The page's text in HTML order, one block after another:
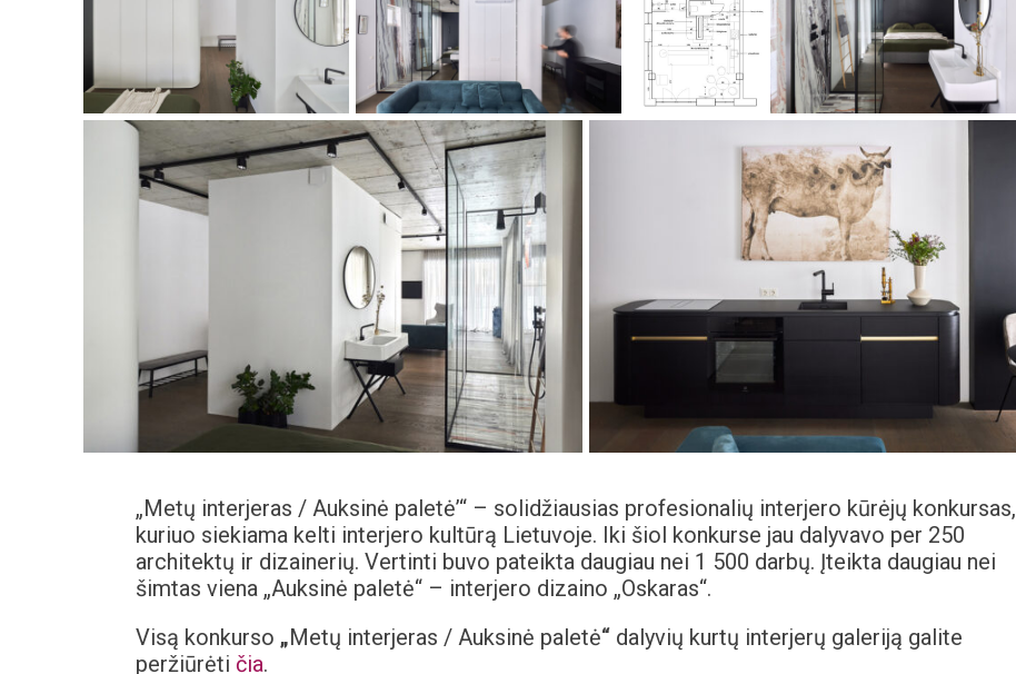
„Metų interjeras / Auksinė paletė’“ – solidžiausias profesionalių interjero kūrėjų konkursas,
kuriuo siekiama kelti interjero kultūrą Lietuvoje. Iki šiol konkurse jau dalyvavo per 250
architektų ir dizainerių. Vertinti buvo pateikta daugiau nei 1 500 darbų. Įteikta daugiau nei
šimtas viena „Auksinė paletė“ – interjero dizaino „Oskaras“.
Visą konkurso „Metų interjeras / Auksinė paletė“ dalyvių kurtų interjerų galeriją galite
peržiūrėti čia.